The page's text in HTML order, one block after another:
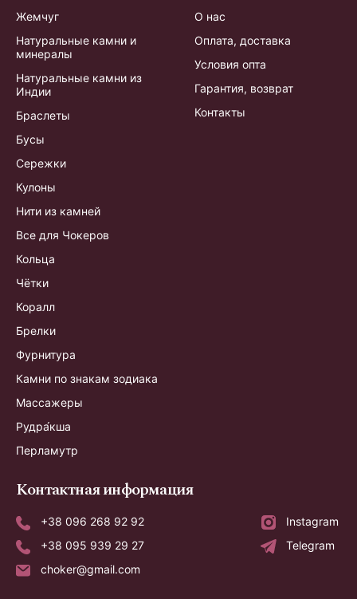
Жемчуг
Натуральные камни и
минералы
Натуральные камни из
Индии
Браслеты
Бусы
Сережки
Кулоны
Нити из камней
Все для Чокеров
Кольца
Чётки
Коралл
Брелки
Фурнитура
Камни по знакам зодиака
Массажеры
Рудра́кша
Перламутр
О нас
Оплата, доставка
Условия опта
Гарантия, возврат
Контакты
Контактная информация
+38 096 268 92 92
Instagram
+38 095 939 29 27
Telegram
choker@gmail.com